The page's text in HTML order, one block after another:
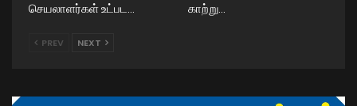
செயலாளர்கள் உட்பட…
காற்று…
PREV NEXT